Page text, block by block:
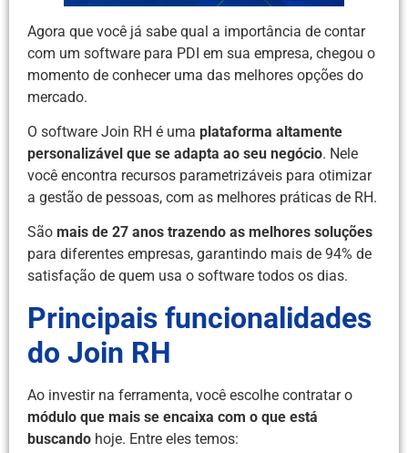
Agora que você já sabe qual a importância de contar
com um software para PDI em sua empresa, chegou o
momento de conhecer uma das melhores opções do
mercado.
O software Join RH é uma plataforma altamente
personalizável que se adapta ao seu negócio. Nele
você encontra recursos parametrizáveis para otimizar
a gestão de pessoas, com as melhores práticas de RH.
São mais de 27 anos trazendo as melhores soluções
para diferentes empresas, garantindo mais de 94% de
satisfação de quem usa o software todos os dias.
Principais funcionalidades
do Join RH
Ao investir na ferramenta, você escolhe contratar o
módulo que mais se encaixa com o que está
buscando hoje. Entre eles temos: